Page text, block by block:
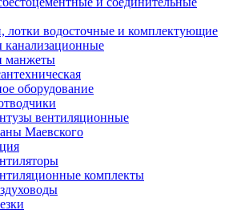
лотки водосточные и комплектующие
канализационные
манжеты
оборудование
вентиляционные
Маевского
комплекты